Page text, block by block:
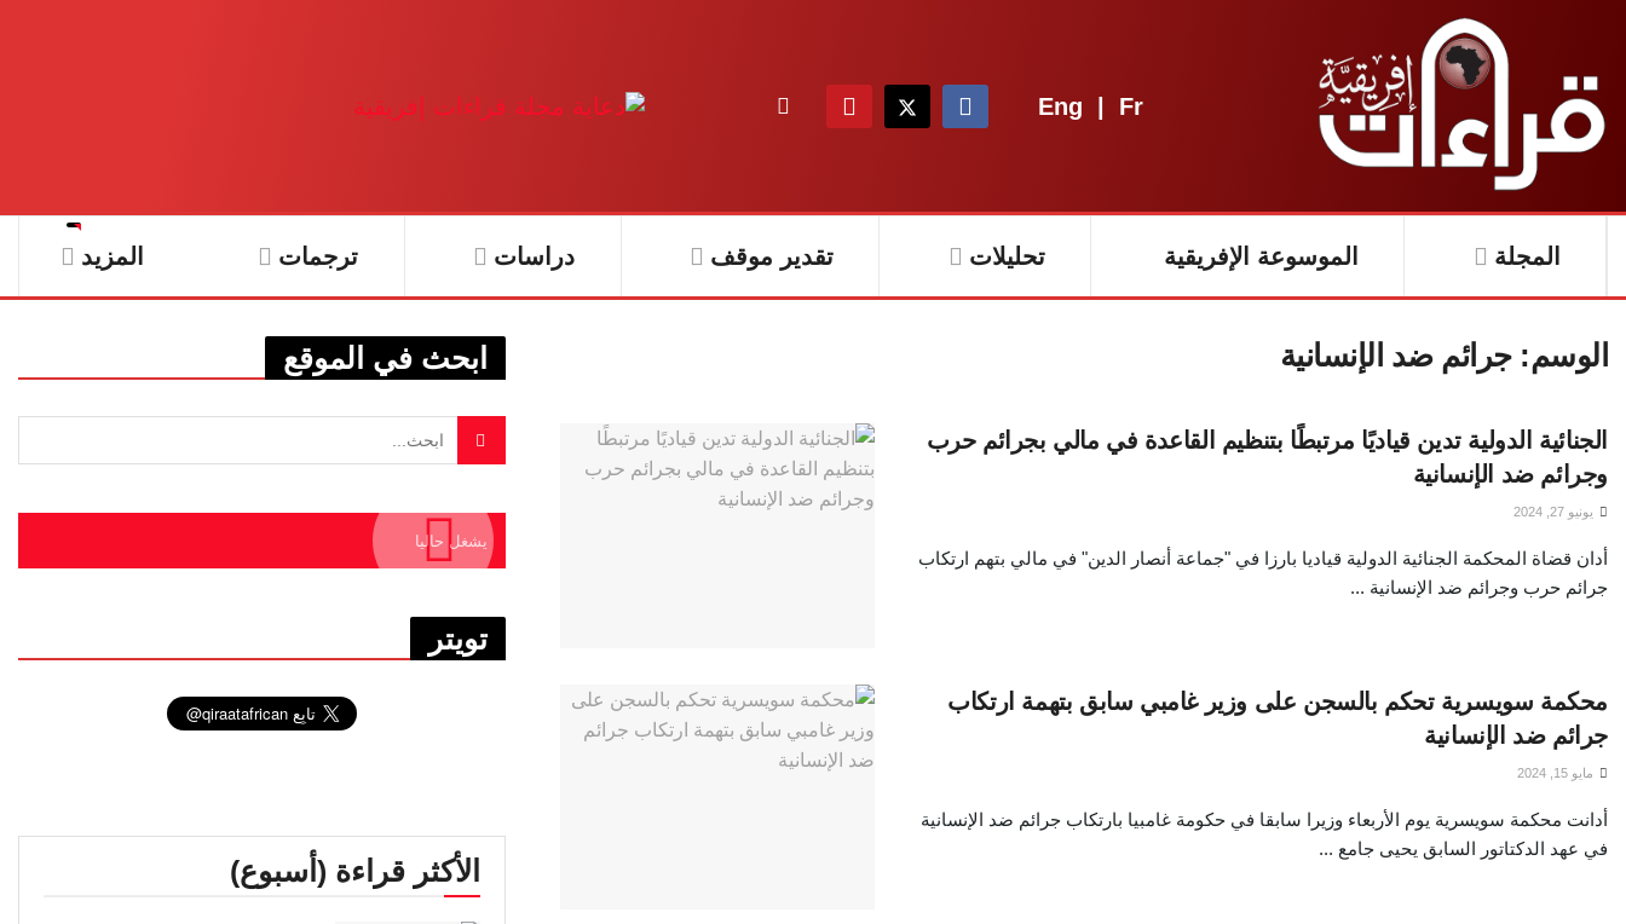
Eng | Fr
المجلة الموسوعة الإفريقية تحليلات تقدير موقف دراسات ترجمات المزيد
الوسم:جرائم ضد الإنسانية
الجنائية الدولية تدين قياديًا مرتبطًا بتنظيم القاعدة في مالي بجرائم حرب
وجرائم ضد الإنسانية
يونيو 27, 2024
أدان قضاة المحكمة الجنائية الدولية قياديا بارزا في "جماعة أنصار الدين" في مالي بتهم ارتكاب
جرائم حرب وجرائم ضد الإنسانية ...
محكمة سويسرية تحكم بالسجن على وزير غامبي سابق بتهمة ارتكاب
جرائم ضد الإنسانية
مايو 15, 2024
أدانت محكمة سويسرية يوم الأربعاء وزيرا سابقا في حكومة غامبيا بارتكاب جرائم ضد الإنسانية
في عهد الدكتاتور السابق يحيى جامع ...
ابحث في الموقع
يشغل حاليا
تويتر
الأكثر قراءة (أسبوع)